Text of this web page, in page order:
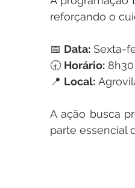
reforçando o
📅 Data: Sexta-
🕣 Horário: 8h30
📍 Local:
A ação busca
parte essencial